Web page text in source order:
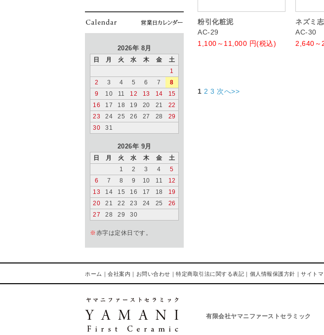
2026年 8月
日 月 火 水 木 金
土
1
2
3 4 5 6 7
8
9
10 11 12 13 14
15
16
17 18 19 20 21
22
23
24 25 26 27 28
29
30
31
2026年 9月
日 月 火 水 木 金
土
1
2 3 4
5
6
7 8 9 10 11
12
13
14 15 16 17 18
19
20
21 22 23 24 25
26
27
28 29 30
※赤字は定休日です。
粉引化粧泥
AC-29
1,100～11,000 円(税込)
ネズミ
AC-30
2,640～
1 2 3 次へ>>
ホーム ｜ 会社案内 ｜ お問い合わせ ｜ 特定商取引法に関する表記 ｜ 個人情報保護方針 ｜ サイト
有限会社ヤマニファーストセラミック